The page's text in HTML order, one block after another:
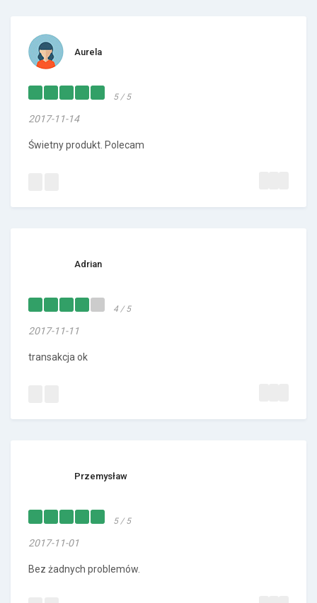
Aurela
5 / 5
2017-11-14
Świetny produkt. Polecam
Adrian
4 / 5
2017-11-11
transakcja ok
Przemysław
5 / 5
2017-11-01
Bez żadnych problemów.